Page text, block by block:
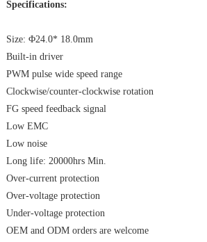
Specifications:
Size: Φ24.0* 18.0mm
Built-in driver
PWM pulse wide speed range
Clockwise/counter-clockwise rotation
FG speed feedback signal
Low EMC
Low noise
Long life: 20000hrs Min.
Over-current protection
Over-voltage protection
Under-voltage protection
OEM and ODM orders are welcome